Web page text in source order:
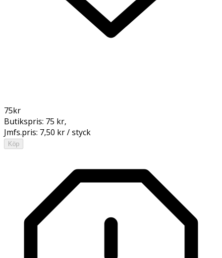
75kr
Butikspris: 75 kr,
Jmfs.pris: 7,50 kr / styck
Köp